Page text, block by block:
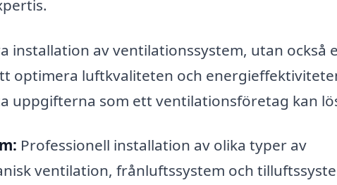
installation av ventilationssystem, utan också
optimera luftkvaliteten och
uppgifterna som ett ventilationsföretag kan
Professionell installation av olika typer av
ventilation, frånluftssystem och